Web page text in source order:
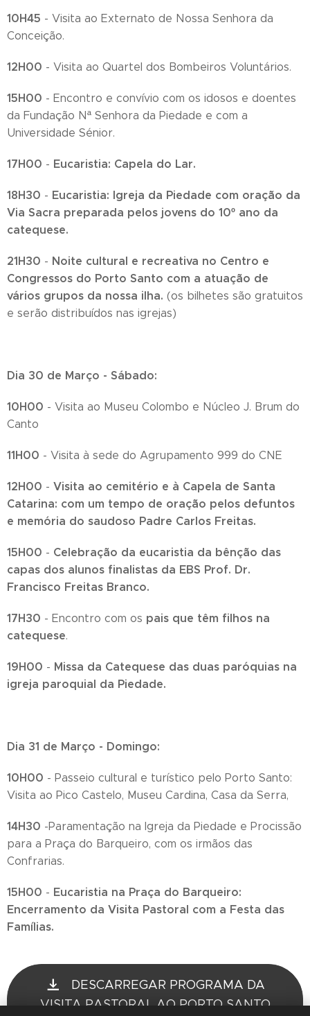
10H45 - Visita ao Externato de Nossa Senhora da
Conceição.
12H00 - Visita ao Quartel dos Bombeiros Voluntários.
15H00 - Encontro e convívio com os idosos e doentes
da Fundação Nª Senhora da Piedade e com a
Universidade Sénior.
17H00 - Eucaristia: Capela do Lar.
18H30 - Eucaristia: Igreja da Piedade com oração da
Via Sacra preparada pelos jovens do 10º ano da
catequese.
21H30 - Noite cultural e recreativa no Centro e
Congressos do Porto Santo com a atuação de
vários grupos da nossa ilha. (os bilhetes são gratuitos
e serão distribuídos nas igrejas)
Dia 30 de Março - Sábado:
10H00 - Visita ao Museu Colombo e Núcleo J. Brum do
Canto
11H00 - Visita à sede do Agrupamento 999 do CNE
12H00 - Visita ao cemitério e à Capela de Santa
Catarina: com um tempo de oração pelos defuntos
e memória do saudoso Padre Carlos Freitas.
15H00 - Celebração da eucaristia da bênção das
capas dos alunos finalistas da EBS Prof. Dr.
Francisco Freitas Branco.
17H30 - Encontro com os pais que têm filhos na
catequese.
19H00 - Missa da Catequese das duas paróquias na
igreja paroquial da Piedade.
Dia 31 de Março - Domingo:
10H00 - Passeio cultural e turístico pelo Porto Santo:
Visita ao Pico Castelo, Museu Cardina, Casa da Serra,
14H30 -Paramentação na Igreja da Piedade e Procissão
para a Praça do Barqueiro, com os irmãos das
Confrarias.
15H00 - Eucaristia na Praça do Barqueiro:
Encerramento da Visita Pastoral com a Festa das
Famílias.
DESCARREGAR PROGRAMA DA
VISITA PASTORAL AO PORTO SANTO